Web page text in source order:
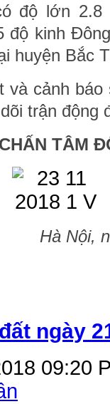
độ lớn
độ kinh
huyện Bắc
và cảnh
trận động
TÂM
Hà Nội,
ngày
09:20